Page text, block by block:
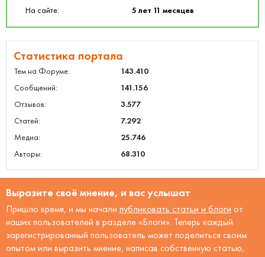
На сайте:
5 лет 11 месяцев
Статистика портала
Тем на Форуме:
143.410
Сообщений:
141.156
Отзывов:
3.577
Статей:
7.292
Медиа:
25.746
Авторы:
68.310
Выразите своё мнение, и вас услышат
Пришло время, и мы начали публиковать статьи и блоги от
наших пользователей в разделе «Блоги». Теперь каждый
зарегистрированный пользователь может поделиться своим
опытом или выразить мнение, написав собственную статью,